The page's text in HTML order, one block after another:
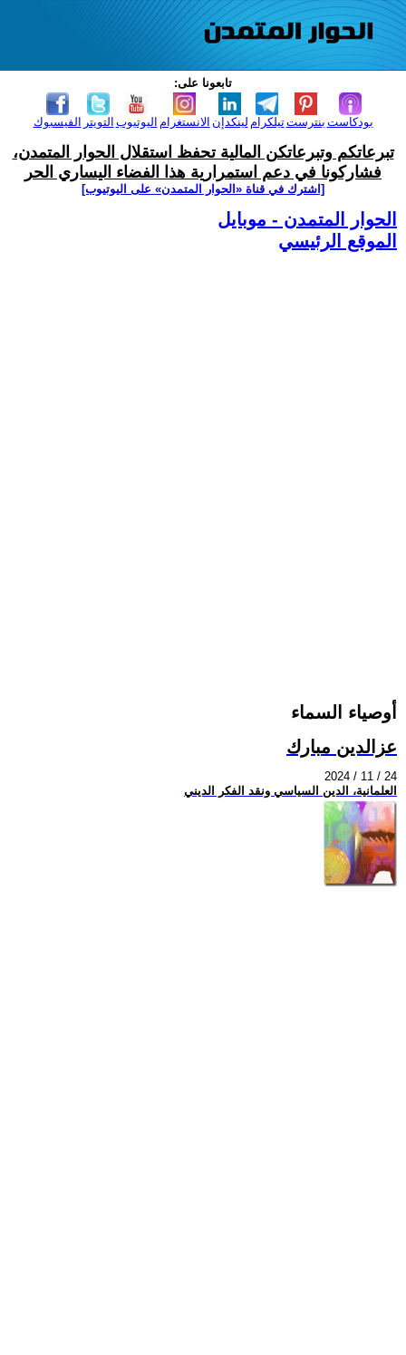
تابعونا على:
الفيسبوك التويتر اليوتيوب الانستغرام لينكدإن تيلكرامبنترست بودكاست
تبرعاتكم وتبرعاتكن المالية تحفظ استقلال الحوار المتمدن،
فشاركونا في دعم استمرارية هذا الفضاء اليساري الحر
[اشترك في قناة ‫«الحوار المتمدن» على اليوتيوب]
الحوار المتمدن - موبايل
الموقع الرئيسي
أوصياء السماء
عزالدين مبارك
2024 / 11 / 24
العلمانية، الدين السياسي ونقد الفكر الديني